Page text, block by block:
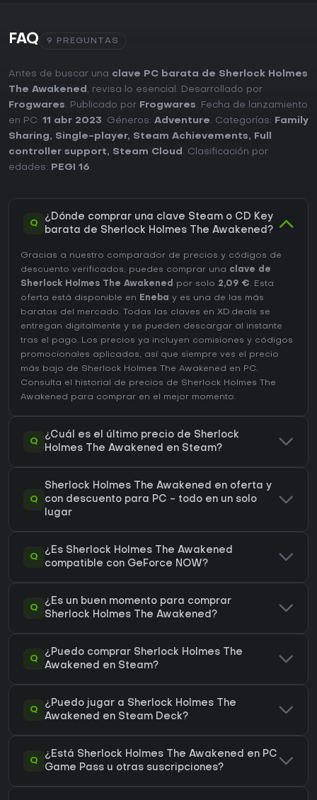
FAQ 9 PREGUNTAS
Antes de buscar una clave PC barata de Sherlock Holmes
The Awakened , revisa lo esencial. Desarrollado por
Frogwares. Publicado por Frogwares. Fecha de lanzamiento
en PC: 11 abr 2023. Géneros: Adventure. Categorías:
Family
Sharing, Single-player, Steam Achievements,
Full
controller support, Steam Cloud . Clasificación por
edades:
PEGI 16.
Q
¿Dónde comprar una clave Steam o CD Key
barata de Sherlock Holmes The Awakened?
Gracias a nuestro comparador de precios y códigos de
descuento verificados, puedes comprar una clave de
Sherlock Holmes The Awakened
por solo 2,09 €. Esta
oferta está disponible en Eneba y es una de las más
baratas del mercado. Todas las claves en XD.deals se
entregan digitalmente y se pueden descargar al instante
tras el pago. Los precios ya incluyen comisiones y códigos
promocionales aplicados, así que siempre ves el precio
más bajo de Sherlock Holmes The Awakened en PC.
Consulta el
historial de precios de Sherlock Holmes The
Awakened para comprar en el mejor momento.
Q
¿Cuál es el último precio de Sherlock
Holmes The Awakened en Steam?
Q
Sherlock Holmes The Awakened en oferta y
con descuento para PC - todo en un solo
lugar
Q
¿Es Sherlock Holmes The Awakened
compatible con GeForce NOW?
Q
¿Es un buen momento para comprar
Sherlock Holmes The Awakened?
Q
¿Puedo comprar Sherlock Holmes The
Awakened en Steam?
Q
¿Puedo jugar a Sherlock Holmes The
Awakened en Steam Deck?
Q
¿Está Sherlock Holmes The Awakened en PC
Game Pass u otras suscripciones?